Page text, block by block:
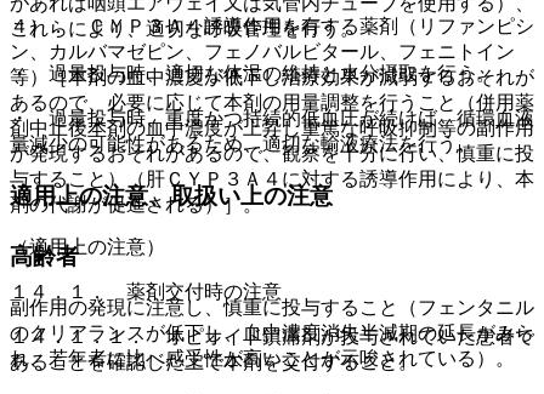
これらにより、適切な呼吸管理を行う。
・ 過量投与時、適切な体温の維持と水分摂取を行う。
・ 過量投与時、重度かつ持続的低血圧が続けば、循環血液
量減少の可能性があるため、適切な輸液療法を行う。
適用上の注意、取扱い上の注意
（適用上の注意）
１４．１． 薬剤交付時の注意
１４．１．１． オピオイド鎮痛剤が投与されていた患者で
あることを確認した上で本剤を交付すること。
４）． ＣＹＰ３Ａ４誘導作用を有する薬剤（リファンピシ
ン、カルバマゼピン、フェノバルビタール、フェニトイン
等）［本剤の血中濃度が低下し治療効果が減弱するおそれが
あるので、必要に応じて本剤の用量調整を行うこと（併用薬
剤中止後本剤の血中濃度が上昇し重篤な呼吸抑制等の副作用
が発現するおそれがあるので、観察を十分に行い、慎重に投
与すること）（肝ＣＹＰ３Ａ４に対する誘導作用により、本
剤の代謝が促進される）］。
高齢者
副作用の発現に注意し、慎重に投与すること（フェンタニル
のクリアランスが低下し、血中濃度消失半減期の延長がみら
れ、若年者に比べ感受性が高いことが示唆されている）。